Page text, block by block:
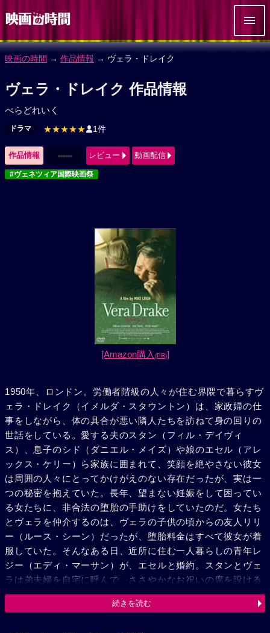
映画の時間 → 作品情報 → ヴェラ・ドレイク
ヴェラ・ドレイク 作品情報
べらどれいく
ドラマ ★★★★★ 1件
作品情報 ------ レビュー 動画配信
#ヴェネツィア国際映画祭
[Amazon購入 (PR)]
1950年、ロンドン。労働者階級の人々が住む界隈で暮らすヴ
ェラ・ドレイク（イメルダ・スタウントン）は、家政婦の仕
事をしながら、体の具合が悪い隣人たちを訪ねて身の回りの
世話をしている。愛する夫のスタン（フィル・デイヴィ
ス）、息子のシド（ダニエル・メイズ）や娘のエセル（アレ
ックス・ケリー）ら家族に囲まれて、笑顔を絶やさない彼女
は周囲の人々にとってかけがえのない存在だったが、実は一
つの秘密を抱えていた。長年、望まない妊娠をして困ってい
る女たちに、非合法の堕胎の手助けをしていたのだ。女たち
とヴェラを仲介するのは、ヴェラの子供の頃からの友人リリ
ー（ルース・シーン）だったが、堕胎料金はすべて彼女が着
服していた。そんなある日、近所に住む一人暮らしの青年レ
ジー（エディ・マーサン）が、エセルと婚約。スタンとヴェ
ラは弟夫婦を自宅に呼んで、ささやかなお祝いの席を設ける
が、そこにウェブスター警部（ピーター・ワイト）が現われ
る。ヴェラが助けた娘の体調が急変し、堕胎のことが明るみ
続きを読む